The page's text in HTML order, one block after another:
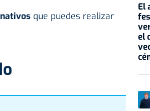
que puedes realizar
El
el